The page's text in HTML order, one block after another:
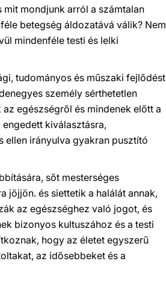
mondjunk arról a számtalan
betegség áldozatává válik? Nem
mindenféle testi és lelki
tudományos és műszaki fejlődést
személy sérthetetlen
egészségről és mindenek előtt a
kiválasztásra,
ellen irányulva gyakran pusztító
sőt mesterséges
jöjjön. és siettetik a halálát annak,
az egészséghez való jogot, és
bizonyos kultuszához és a testi
hogy az életet egyszerű
az idősebbeket és a